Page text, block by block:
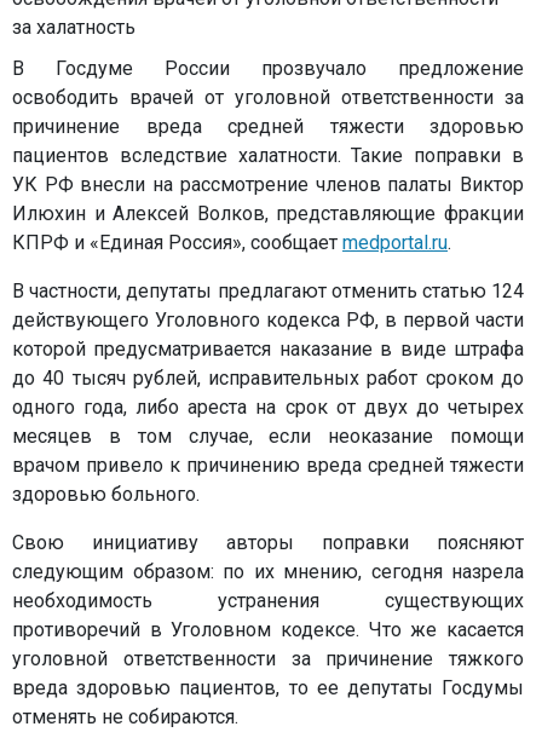
В Госдуме России прозвучало предложение
освободить врачей от уголовной ответственности за
причинение вреда средней тяжести здоровью
пациентов вследствие халатности. Такие поправки в
УК РФ внесли на рассмотрение членов палаты Виктор
Илюхин и Алексей Волков, представляющие фракции
КПРФ и «Единая Россия», сообщает medportal.ru.
В частности, депутаты предлагают отменить статью 124
действующего Уголовного кодекса РФ, в первой части
которой предусматривается наказание в виде штрафа
до 40 тысяч рублей, исправительных работ сроком до
одного года, либо ареста на срок от двух до четырех
месяцев в том случае, если неоказание помощи
врачом привело к причинению вреда средней тяжести
здоровью больного.
Свою инициативу авторы поправки поясняют
следующим образом: по их мнению, сегодня назрела
необходимость устранения существующих
противоречий в Уголовном кодексе. Что же касается
уголовной ответственности за причинение тяжкого
вреда здоровью пациентов, то ее депутаты Госдумы
отменять не собираются.